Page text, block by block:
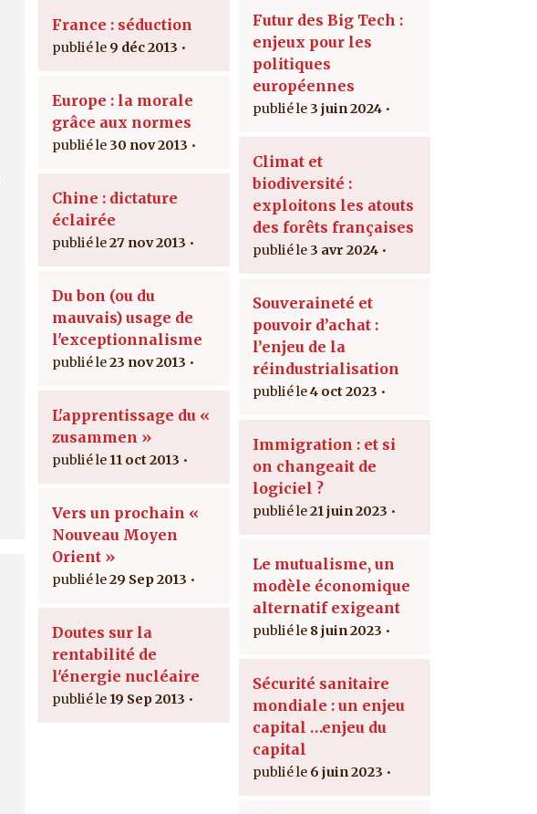
France : séduction
9 déc 2013
Europe : la morale
grâce aux normes
30 nov 2013
Chine : dictature
éclairée
27 nov 2013
Du bon (ou du
mauvais) usage de
l'exceptionnalisme
23 nov 2013
L'apprentissage du «
zusammen »
11 oct 2013
Vers un prochain «
Nouveau Moyen
Orient »
29 Sep 2013
Doutes sur la
rentabilité de
l'énergie nucléaire
19 Sep 2013
Futur des Big Tech :
enjeux pour les
politiques
européennes
3 juin 2024
Climat et
biodiversité :
exploitons les atouts
des forêts françaises
3 avr 2024
Souveraineté et
pouvoir d’achat :
l’enjeu de la
réindustrialisation
4 oct 2023
Immigration : et si
on changeait de
logiciel ?
21 juin 2023
Le mutualisme, un
modèle économique
alternatif exigeant
8 juin 2023
Sécurité sanitaire
mondiale : un enjeu
capital …enjeu du
capital
6 juin 2023